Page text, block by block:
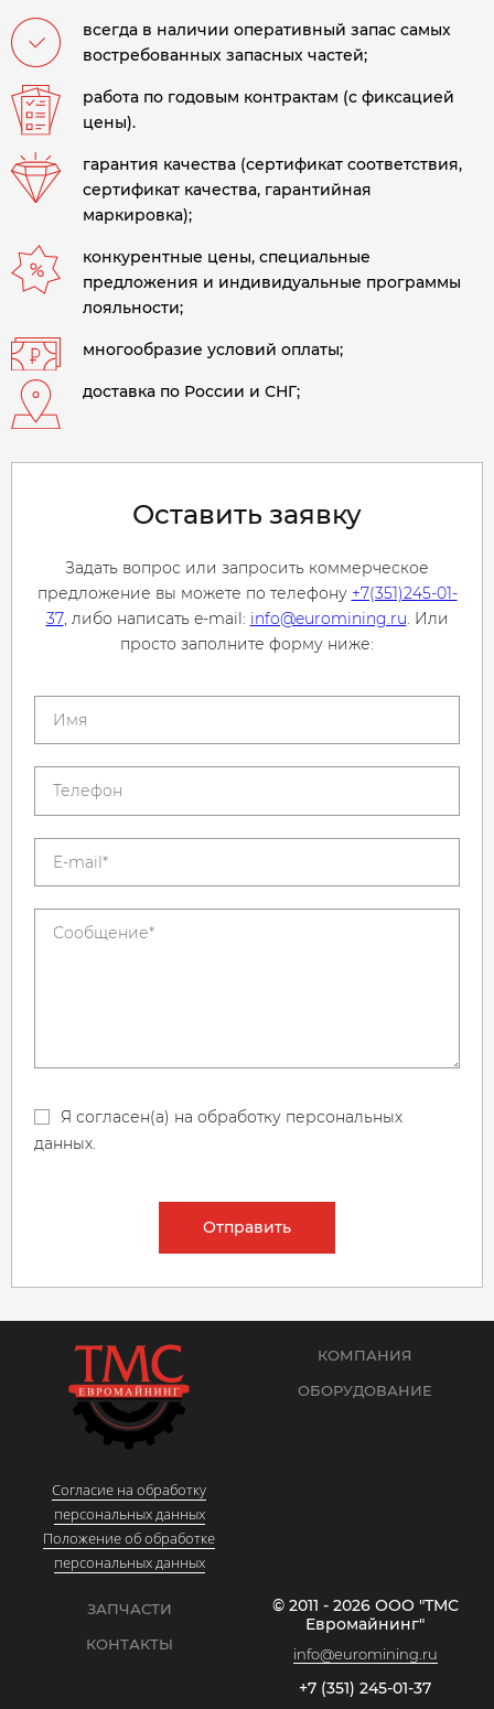
всегда в наличии оперативный запас самых
востребованных запасных частей;
работа по годовым контрактам (с фиксацией
цены).
гарантия качества (сертификат соответствия,
сертификат качества, гарантийная
маркировка);
конкурентные цены, специальные
предложения и индивидуальные программы
лояльности;
многообразие условий оплаты;
доставка по России и СНГ;
Оставить заявку
Задать вопрос или запросить коммерческое
предложение вы можете по телефону +7(351)245-01-
37, либо написать e-mail: info@euromining.ru. Или
просто заполните форму ниже:
Я согласен(а) на обработку персональных
данных.
Отправить
Согласие на обработку
персональных данных
Положение об обработке
персональных данных
КОМПАНИЯ
ОБОРУДОВАНИЕ
ЗАПЧАСТИ
КОНТАКТЫ
© 2011 - 2026 ООО "ТМС
Евромайнинг"
info@euromining.ru
+7 (351) 245-01-37